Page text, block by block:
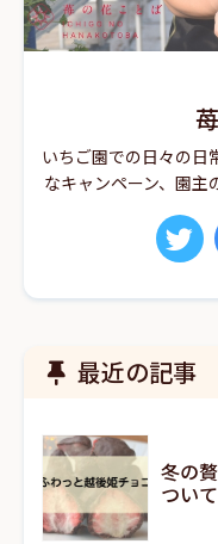
いちご園での日々の日
なキャンペーン、園主
最近の記事
冬の
つい